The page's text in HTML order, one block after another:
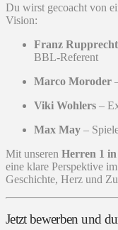
Du wirst gecoacht von
Vision:
Franz Rupprecht
BBL-Referent
Marco Moroder
Viki Wohlers –
Max May –
Mit unseren Herren 1 in
eine klare Perspektive
Geschichte, Herz und
Jetzt bewerben und